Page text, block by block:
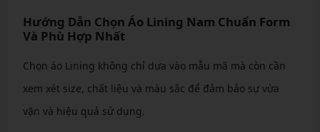
Hướng Dẫn Chọn Áo Lining Nam Chuẩn Form
Và Phù Hợp Nhất
Chọn áo Lining không chỉ dựa vào mẫu mã mà còn cần
xem xét size, chất liệu và màu sắc để đảm bảo sự vừa
vặn và hiệu quả sử dụng.